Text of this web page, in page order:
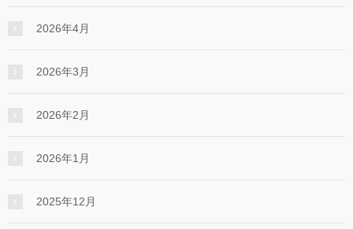
2026年4月
2026年3月
2026年2月
2026年1月
2025年12月